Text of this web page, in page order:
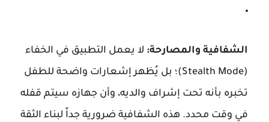
الشفافية والمصارحة: لا يعمل التطبيق في الخفاء
(Stealth Mode)؛ بل يُظهر إشعارات واضحة للطفل
تخبره بأنه تحت إشراف والديه، وأن جهازه سيتم قفله
في وقت محدد. هذه الشفافية ضرورية جداً لبناء الثقة